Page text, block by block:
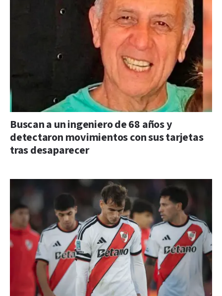
Buscan a un ingeniero de 68 años y
detectaron movimientos con sus tarjetas
tras desaparecer